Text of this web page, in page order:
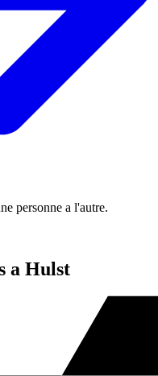
personne a l'autre.
a Hulst